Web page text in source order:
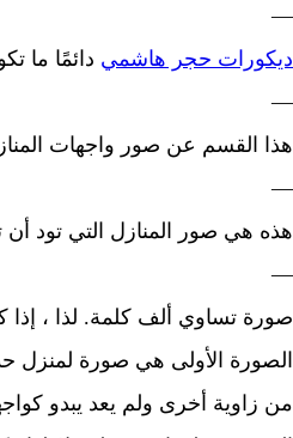
—
ديكورات حجر هاشمي دائمًا ما
—
هذا القسم عن صور واجهات
—
هذه هي صور المنازل التي تود أن
—
صورة تساوي ألف كلمة. لذا ، إذا
الصورة الأولى هي صورة لمنزل
من زاوية أخرى ولم يعد يبدو